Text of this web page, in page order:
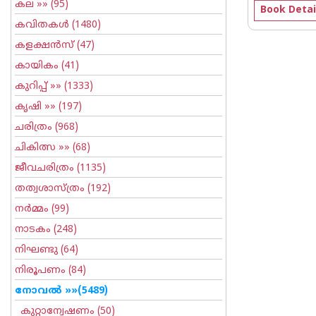
കല »» (95)
കവിതകള്‍ (1480)
കളക്ഷന്‍സ്(47)
കായികം (41)
കുറിപ്പ്‌ »» (1333)
കൃഷി »» (197)
ചരിത്രം (968)
ചികിത്സ »» (68)
ജീവചരിത്രം (1135)
തത്വശാസ്ത്രം (192)
നര്‍മ്മം (99)
നാടകം (248)
നിഘണ്ടു (64)
നിരൂപണം (84)
നോവല്‍ »»(5489)
കുറ്റാന്വേഷണം (50)
Book